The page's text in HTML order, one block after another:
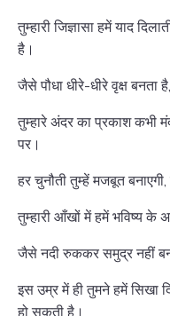
तुम्हारी जिज्ञासा हमें याद
है।
जैसे पौधा धीरे-धीरे वृक्ष बनता
तुम्हारे अंदर का प्रकाश कभी
पर।
हर चुनौती तुम्हें मजबूत बनाएगी,
तुम्हारी आँखों में हमें भविष्य के
जैसे नदी रुककर समुद्र नहीं
इस उम्र में ही तुमने हमें सिखा
हो सकती है।